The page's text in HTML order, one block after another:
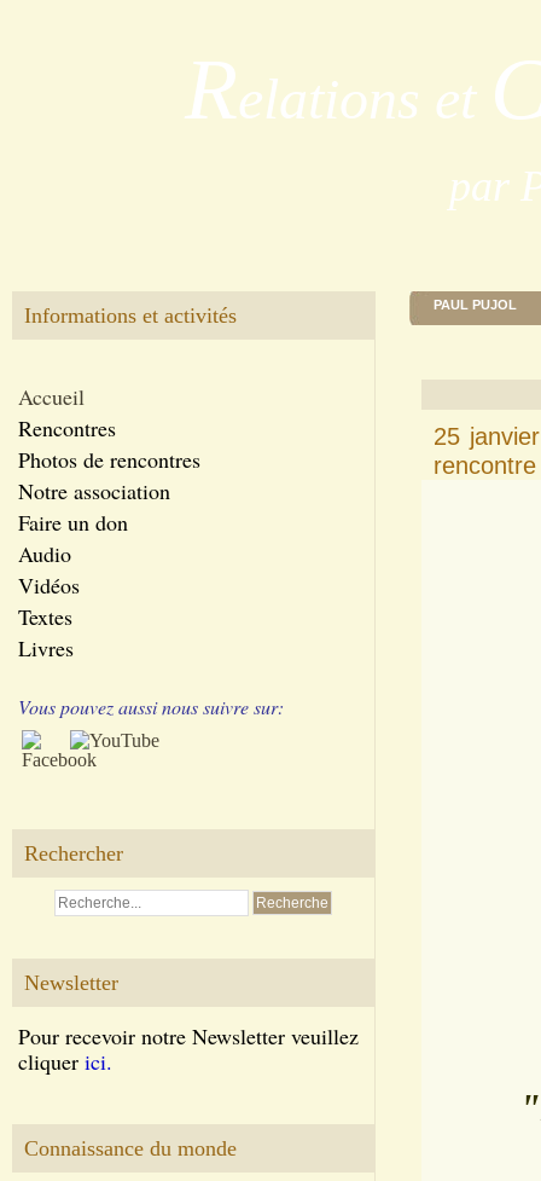
Relations et
par
Informations et activités
Accueil
Rencontres
Photos de rencontres
Notre association
Faire un don
Audio
Vidéos
Textes
Livres
Vous pouvez aussi nous suivre sur:
Rechercher
Newsletter
Pour recevoir notre Newsletter veuillez
cliquer ici.
Connaissance du monde
PAUL PUJOL
25